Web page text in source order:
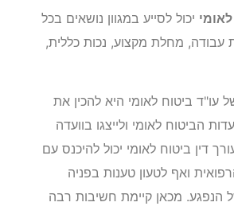
יכול לסייע במגוון נושאים בכל
מחלת מקצוע, נכות כללית,
עו"ד ביטוח לאומי היא להכין את
הביטוח לאומי ולייצגו בוועדה
דין ביטוח לאומי יכול להיכנס עם
ואף לטעון טענות בפניה
הנפגע. מכאן קיימת חשיבות רבה